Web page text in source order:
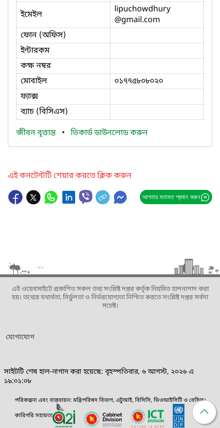
ইমেইল
lipuchowdhury
@gmail.com
ফোন (অফিস)
ইন্টারকম
কক্ষ নম্বর
মোবাইল
০১৭৭৫৮০৮০২০
ফ্যাক্স
ব্যাচ (বিসিএস)
জীবন বৃত্তান্ত • ভিকার্ড ডাউনলোড করুন
এই কনটেন্টটি শেয়ার করতে ক্লিক করুন
আপনার মতামত প্রদান করুন
এই ওয়েবসাইটে প্রকাশিত সকল তথ্য সংশ্লিষ্ট দপ্তর কর্তৃক নিয়মিত হালনাগাদ করা
হয়। তথ্যের যথার্থতা, নির্ভুলতা ও নির্ভরযোগ্যতা নিশ্চিত করতে সংশ্লিষ্ট দপ্তর সর্বদা
সচেষ্ট।
যোগাযোগ
সাইটটি শেষ হাল-নাগাদ করা হয়েছে: বৃহস্পতিবার, ৬ আগস্ট, ২০২৬ এ
১৯:০১:০৮
পরিকল্পনা এবং বাস্তবায়ন: মন্ত্রিপরিষদ বিভাগ, এটুআই, বিসিসি, ডিওআইসিটি ও বেসিস।
কারিগরি সহায়তা